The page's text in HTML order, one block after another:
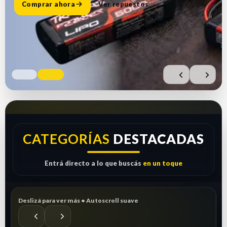
Comprar ahora Ver repuestos
CATEGORÍAS DESTACADAS
Entrá directo a lo que buscás en un toque
Deslizá para ver más • Autoscroll suave